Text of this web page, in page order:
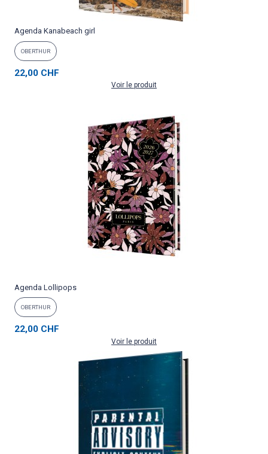
Agenda Kanabeach girl
OBERTHUR
22,00 CHF
Voir le produit
Agenda Lollipops
OBERTHUR
22,00 CHF
Voir le produit